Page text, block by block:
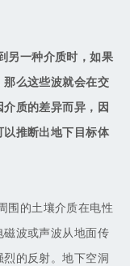
另一种介质时，如果
那么这些波就会在交
质的差异而异，因
推断出地下目标体
的土壤介质在电性
波或声波从地面传
的反射。地下空洞